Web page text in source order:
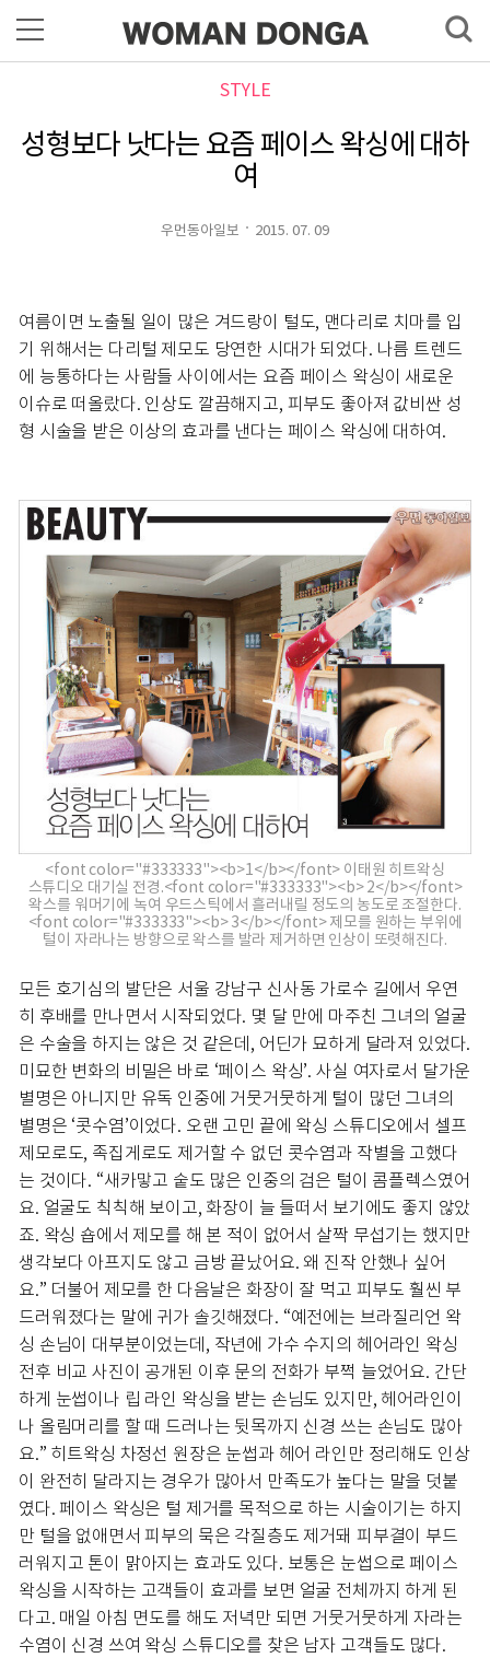
STYLE
성형보다 낫다는 요즘 페이스 왁싱에 대하
여
우먼동아일보 2015. 07. 09
여름이면 노출될 일이 많은 겨드랑이 털도, 맨다리로 치마를 입
기 위해서는 다리털 제모도 당연한 시대가 되었다. 나름 트렌드
에 능통하다는 사람들 사이에서는 요즘 페이스 왁싱이 새로운
이슈로 떠올랐다. 인상도 깔끔해지고, 피부도 좋아져 값비싼 성
형 시술을 받은 이상의 효과를 낸다는 페이스 왁싱에 대하여.
<font color="#333333"><b>1</b></font> 이태원 히트왁싱
스튜디오 대기실 전경.<font color="#333333"><b> 2</b></font>
왁스를 워머기에 녹여 우드스틱에서 흘러내릴 정도의 농도로 조절한다.
<font color="#333333"><b> 3</b></font> 제모를 원하는 부위에
털이 자라나는 방향으로 왁스를 발라 제거하면 인상이 또렷해진다.
모든 호기심의 발단은 서울 강남구 신사동 가로수 길에서 우연
히 후배를 만나면서 시작되었다. 몇 달 만에 마주친 그녀의 얼굴
은 수술을 하지는 않은 것 같은데, 어딘가 묘하게 달라져 있었다.
미묘한 변화의 비밀은 바로 ‘페이스 왁싱’. 사실 여자로서 달가운
별명은 아니지만 유독 인중에 거뭇거뭇하게 털이 많던 그녀의
별명은 ‘콧수염’이었다. 오랜 고민 끝에 왁싱 스튜디오에서 셀프
제모로도, 족집게로도 제거할 수 없던 콧수염과 작별을 고했다
는 것이다. “새카맣고 숱도 많은 인중의 검은 털이 콤플렉스였어
요. 얼굴도 칙칙해 보이고, 화장이 늘 들떠서 보기에도 좋지 않았
죠. 왁싱 숍에서 제모를 해 본 적이 없어서 살짝 무섭기는 했지만
생각보다 아프지도 않고 금방 끝났어요. 왜 진작 안했나 싶어
요.” 더불어 제모를 한 다음날은 화장이 잘 먹고 피부도 훨씬 부
드러워졌다는 말에 귀가 솔깃해졌다. “예전에는 브라질리언 왁
싱 손님이 대부분이었는데, 작년에 가수 수지의 헤어라인 왁싱
전후 비교 사진이 공개된 이후 문의 전화가 부쩍 늘었어요. 간단
하게 눈썹이나 립 라인 왁싱을 받는 손님도 있지만, 헤어라인이
나 올림머리를 할 때 드러나는 뒷목까지 신경 쓰는 손님도 많아
요.” 히트왁싱 차정선 원장은 눈썹과 헤어 라인만 정리해도 인상
이 완전히 달라지는 경우가 많아서 만족도가 높다는 말을 덧붙
였다. 페이스 왁싱은 털 제거를 목적으로 하는 시술이기는 하지
만 털을 없애면서 피부의 묵은 각질층도 제거돼 피부결이 부드
러워지고 톤이 맑아지는 효과도 있다. 보통은 눈썹으로 페이스
왁싱을 시작하는 고객들이 효과를 보면 얼굴 전체까지 하게 된
다고. 매일 아침 면도를 해도 저녁만 되면 거뭇거뭇하게 자라는
수염이 신경 쓰여 왁싱 스튜디오를 찾은 남자 고객들도 많다.